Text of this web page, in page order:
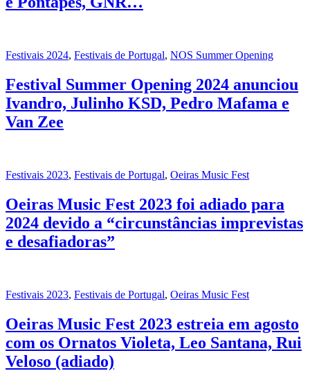
Festivais 2024, Festivais de Portugal, NOS Summer Opening
Festival Summer Opening 2024 anunciou
Ivandro, Julinho KSD, Pedro Mafama e
Van Zee
Festivais 2023, Festivais de Portugal, Oeiras Music Fest
Oeiras Music Fest 2023 foi adiado para
2024 devido a “circunstâncias imprevistas
e desafiadoras”
Festivais 2023, Festivais de Portugal, Oeiras Music Fest
Oeiras Music Fest 2023 estreia em agosto
com os Ornatos Violeta, Leo Santana, Rui
Veloso (adiado)